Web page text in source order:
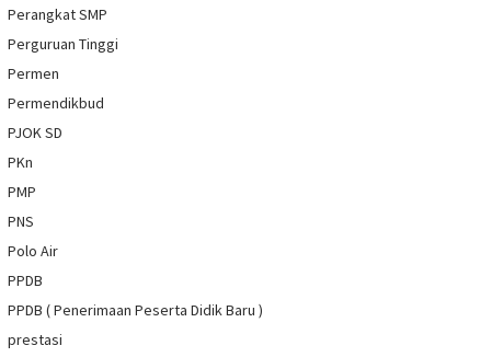
Perangkat SMP
Perguruan Tinggi
Permen
Permendikbud
PJOK SD
PKn
PMP
PNS
Polo Air
PPDB
PPDB ( Penerimaan Peserta Didik Baru )
prestasi